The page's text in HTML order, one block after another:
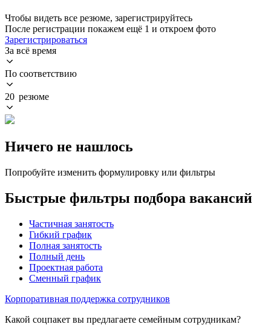
Чтобы видеть все резюме, зарегистрируйтесь
После регистрации покажем ещё 1 и откроем фото
Зарегистрироваться
За всё время
По соответствию
20 резюме
Ничего не нашлось
Попробуйте изменить формулировку или фильтры
Быстрые фильтры подбора вакансий
Частичная занятость
Гибкий график
Полная занятость
Полный день
Проектная работа
Сменный график
Корпоративная поддержка сотрудников
Какой соцпакет вы предлагаете семейным сотрудникам?